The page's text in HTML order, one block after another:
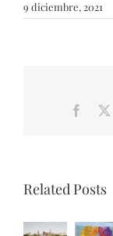
9 diciembre, 2021
Related Posts